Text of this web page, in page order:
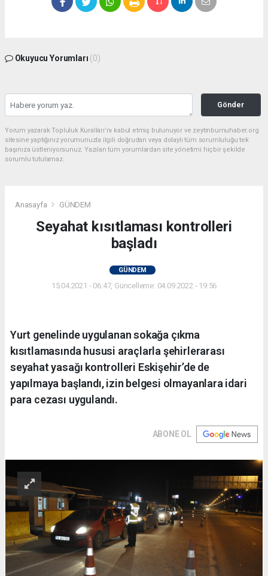
Okuyucu Yorumları (0)
Gönder
Yorum yazarak Topluluk Kuralları’nı kabul etmiş bulunuyor ve zeytinburnuhaber.org
sitesine yaptığınız yorumunuzla ilgili doğrudan veya dolaylı tüm sorumluluğu tek
başınıza üstleniyorsunuz. Yazılan tüm yorumlardan site yönetimi hiçbir şekilde
sorumlu tutulamaz.
Anasayfa GÜNDEM
Seyahat kısıtlaması kontrolleri
başladı
GÜNDEM
15.04.2021 - 06:47, Güncelleme: 04.09.2022 - 19:56
Yurt genelinde uygulanan sokağa çıkma
kısıtlamasında hususi araçlarla şehirlerarası
seyahat yasağı kontrolleri Eskişehir’de de
yapılmaya başlandı, izin belgesi olmayanlara idari
para cezası uygulandı.
ABONE OL